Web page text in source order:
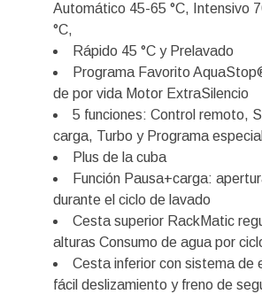
Automático 45-65 °C, Intensivo
°C,
Rápido 45 °C y Prelavado
Programa Favorito
de por vida Motor ExtraSilencio
5 funciones: Control remoto,
carga, Turbo y Programa
Plus de la cuba
Función Pausa+carga:
durante el ciclo de lavado
Cesta superior RackMatic
alturas Consumo de agua por
Cesta inferior con sistema de
fácil deslizamiento y freno de